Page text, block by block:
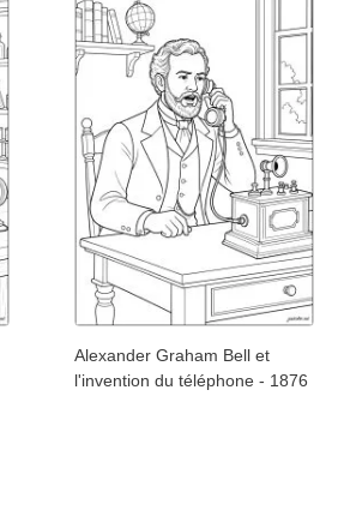
Alexander Graham Bell et
l'invention du téléphone - 1876